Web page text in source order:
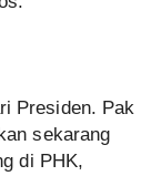
Presiden. Pak
sekarang
di PHK,